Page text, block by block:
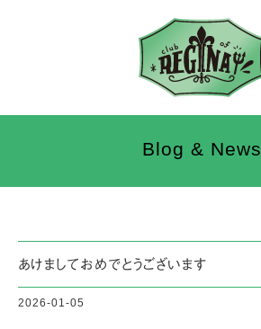
Blog & News
あけましておめでとうございます
2026-01-05